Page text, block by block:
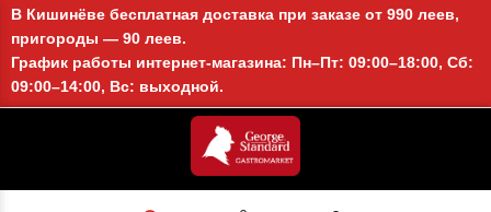
В Кишинёве бесплатная доставка при заказе от 990 леев,
пригороды — 90 леев.
График работы интернет-магазина: Пн–Пт: 09:00–18:00, Сб:
09:00–14:00, Вс: выходной.